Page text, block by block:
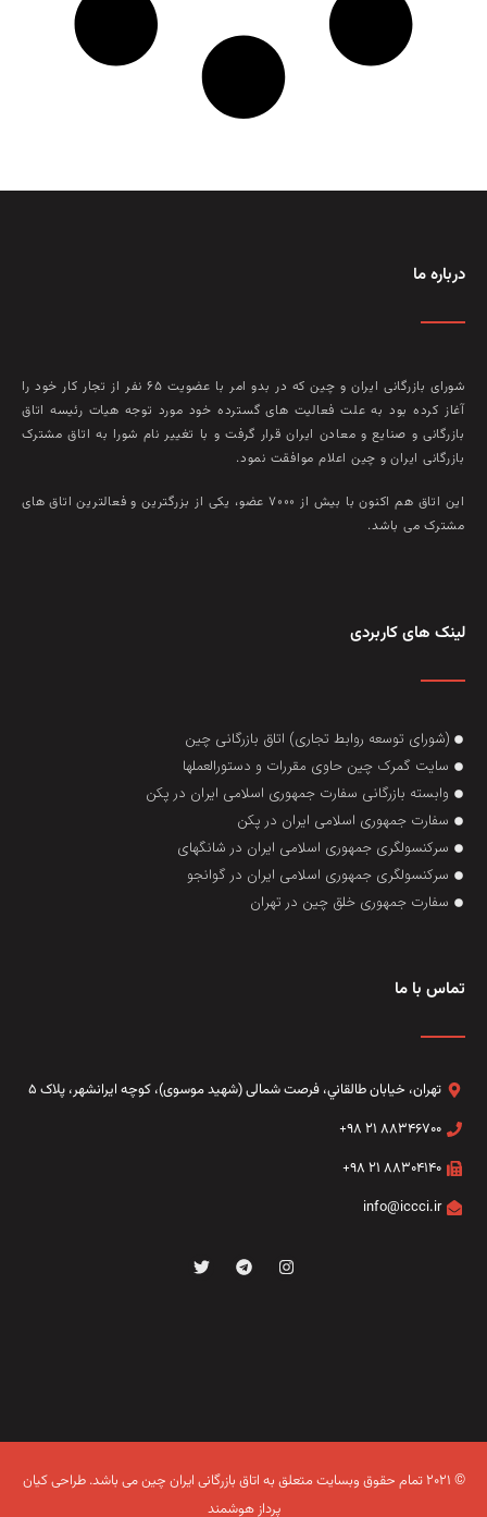
درباره ما
شورای بازرگانی ایران و چین که در بدو امر با عضويت ۶۵ نفر از تجار کار خود را
آغاز کرده بود به علت فعاليت‌ های گسترده خود مورد توجه هيات رئيسه اتاق
بازرگانی و صنايع و معادن ايران قرار گرفت و با تغيير نام شورا به اتاق مشترک
بازرگانی ايران و چين اعلام موافقت نمود.
این اتاق هم‌ اکنون با بيش از ۷۰۰۰ عضو، يکی از بزرگترين و فعالترين اتاق‌ های
مشترک می باشد.
لینک های کاربردی
(شورای توسعه روابط تجاری) اتاق بازرگانی چین
سایت گمرک چین حاوی مقررات و دستورالعملها
وابسته بازرگانی سفارت جمهوری اسلامی ایران در پکن
سفارت جمهوری اسلامی ایران در پکن
سرکنسولگری جمهوری اسلامی ایران در شانگهای
سرکنسولگری جمهوری اسلامی ایران در گوانجو
سفارت جمهوری خلق چین در تهران
تماس با ما
تهران، خيابان طالقاني،‌ فرصت شمالی (شهید موسوی)، کوچه ایرانشهر، پلاک ۵
۸۸۳۴۶۷۰۰ ۲۱ ۹۸+
۸۸۳۰۴۱۴۰ ۲۱ ۹۸+
info@iccci.ir
© ۲۰۲۱ تمام حقوق وبسایت متعلق به اتاق بازرگانی ایران چین می باشد.
طراحی کیان
پرداز هوشمند